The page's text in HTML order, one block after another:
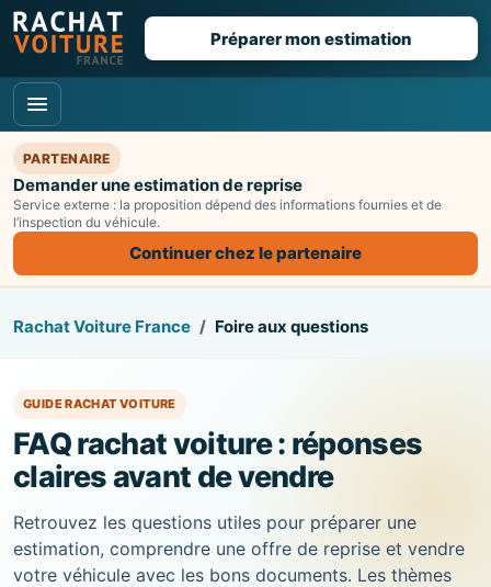
Préparer mon estimation
PARTENAIRE
Demander une estimation de reprise
Service externe : la proposition dépend des informations fournies et de
l’inspection du véhicule.
Continuer chez le partenaire
Rachat Voiture France Foire aux questions
GUIDE RACHAT VOITURE
FAQ rachat voiture : réponses
claires avant de vendre
Retrouvez les questions utiles pour préparer une
estimation, comprendre une offre de reprise et vendre
votre véhicule avec les bons documents. Les thèmes